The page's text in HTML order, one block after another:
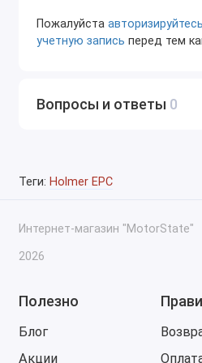
Для кого подходит
Аграрные предприятия
и техобслуживанием
инструмент для всех, кто
исключить ошибки при заказе
бесперебойную работу машин
Пожалуйста авторизируйтесь
учетную запись перед тем
Вопросы и ответы 0
Теги: Holmer EPC
Интернет-магазин "MotorState"
2026
Полезно
Блог
Акции